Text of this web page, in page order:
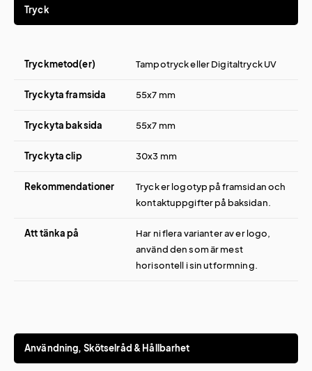
Tryck
Tryckmetod(er) Tampotryck eller Digitaltryck UV
Tryckyta framsida 55x7 mm
Tryckyta baksida 55x7 mm
Tryckyta clip 30x3 mm
Rekommendationer
Tryck er logotyp på framsidan och
kontaktuppgifter på baksidan.
Att tänka på
Har ni flera varianter av er logo,
använd den som är mest
horisontell i sin utformning.
Användning, Skötselråd & Hållbarhet